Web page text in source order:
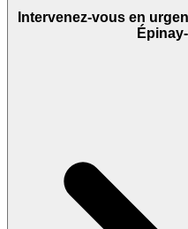
Intervenez-vous en